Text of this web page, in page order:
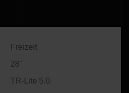
Freizeit
28"
TR-Lite 5.0